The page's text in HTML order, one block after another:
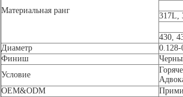
Материальная ранг
317L,
430,
Диаметр
0.128-
Финиш
Условие
OEM&ODM